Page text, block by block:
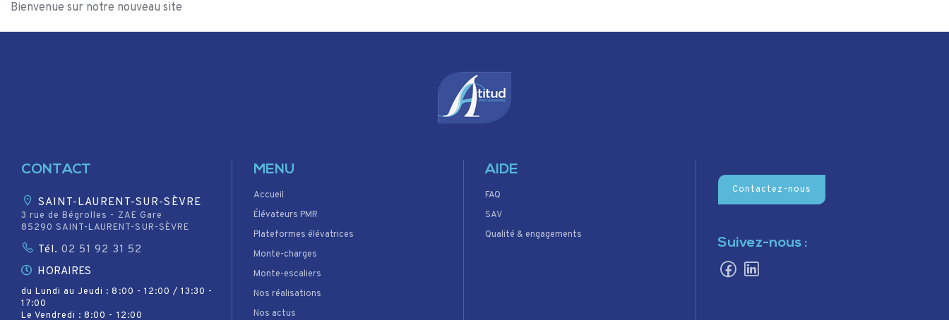
Bienvenue sur notre nouveau site
CONTACT
SAINT-LAURENT-SUR-SÈVRE
3 rue de Bégrolles - ZAE Gare
85290 SAINT-LAURENT-SUR-SÈVRE
Tél. 02 51 92 31 52
HORAIRES
du Lundi au Jeudi : 8:00 - 12:00 / 13:30 -
17:00
Le Vendredi : 8:00 - 12:00
MENU
Accueil
Élévateurs PMR
Plateformes élévatrices
Monte-charges
Monte-escaliers
Nos réalisations
Nos actus
AIDE
FAQ
SAV
Qualité & engagements
Contactez-nous
Suivez-nous :